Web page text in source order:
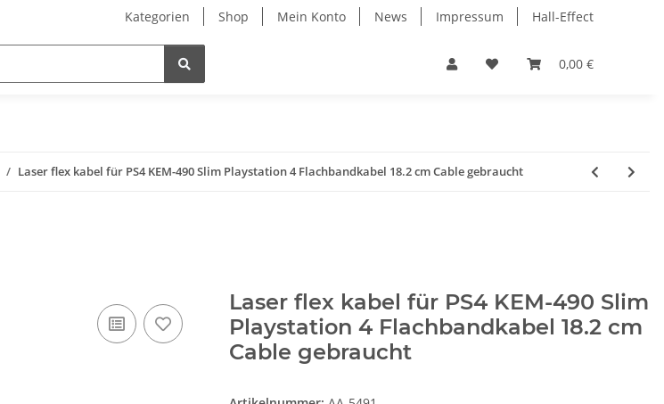
Kategorien Shop Mein Konto News Impressum Hall-Effect
0,00 €
Laser flex kabel für PS4 KEM-490 Slim Playstation 4 Flachbandkabel 18.2 cm Cable gebraucht
Laser flex kabel für PS4 KEM-490 Slim
Playstation 4 Flachbandkabel 18.2 cm
Cable gebraucht